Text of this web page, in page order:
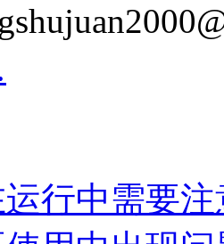
行中需要